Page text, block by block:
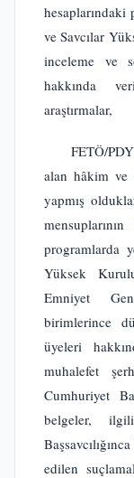
hesaplarındaki
ve Savcılar
inceleme ve
hakkında
araştırmalar,
FETÖ/
alan hâkim ve
yapmış
programlarda
Yüksek
Emniyet
birimlerince
üyeleri
muhalefet
Cumhuriyet
belgeler,
edilen